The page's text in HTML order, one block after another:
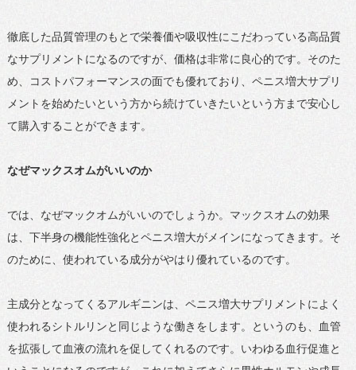
徹底した品質管理のもとで栄養価や吸収性にこだわっている高品質
なサプリメントになるのですが、価格は非常に良心的です。そのた
め、コストパフォーマンスの面でも優れており、ペニス増大サプリ
メントを始めたいという方から続けていきたいという方まで安心し
て購入することができます。
なぜマックスオムがいいのか
では、なぜマックオムがいいのでしょうか。マックスオムの効果
は、下半身の機能性強化とペニス増大がメインになってきます。そ
のために、使われている成分がやはり優れているのです。
主成分となってくるアルギニンは、ペニス増大サプリメントによく
使われるシトルリンと同じような働きをします。というのも、血管
を拡張して血液の流れを促してくれるのです。いわゆる血行促進と